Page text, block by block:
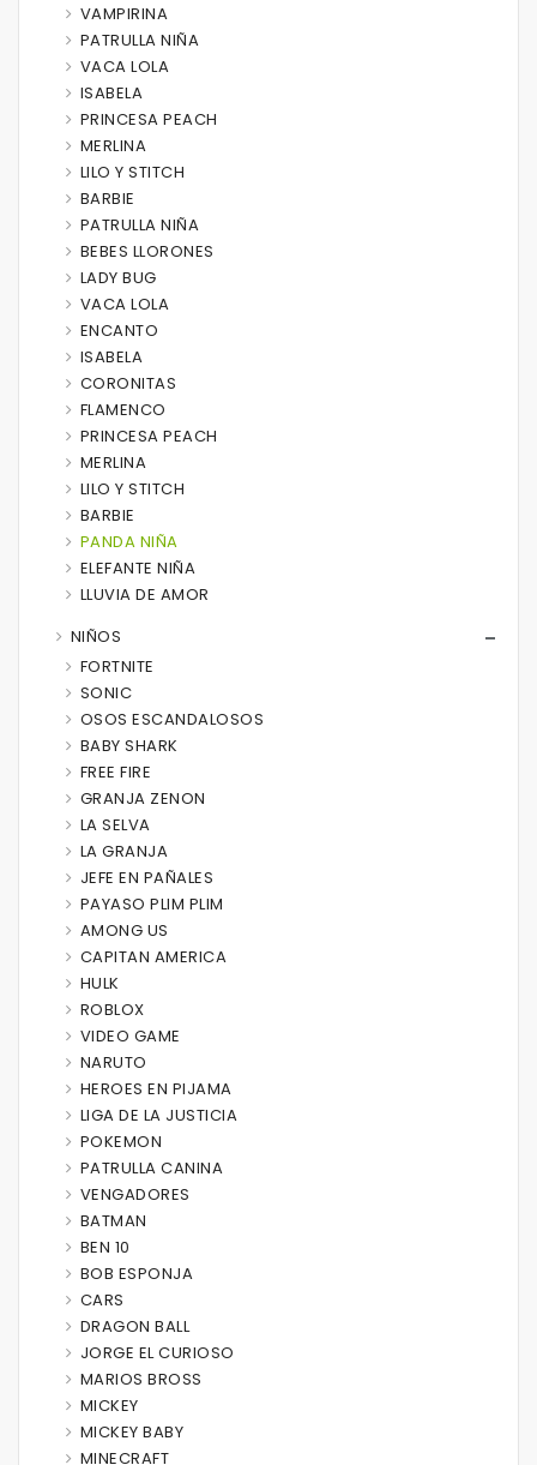
VAMPIRINA
PATRULLA NIÑA
VACA LOLA
ISABELA
PRINCESA PEACH
MERLINA
LILO Y STITCH
BARBIE
PATRULLA NIÑA
BEBES LLORONES
LADY BUG
VACA LOLA
ENCANTO
ISABELA
CORONITAS
FLAMENCO
PRINCESA PEACH
MERLINA
LILO Y STITCH
BARBIE
PANDA NIÑA
ELEFANTE NIÑA
LLUVIA DE AMOR
NIÑOS
FORTNITE
SONIC
OSOS ESCANDALOSOS
BABY SHARK
FREE FIRE
GRANJA ZENON
LA SELVA
LA GRANJA
JEFE EN PAÑALES
PAYASO PLIM PLIM
AMONG US
CAPITAN AMERICA
HULK
ROBLOX
VIDEO GAME
NARUTO
HEROES EN PIJAMA
LIGA DE LA JUSTICIA
POKEMON
PATRULLA CANINA
VENGADORES
BATMAN
BEN 10
BOB ESPONJA
CARS
DRAGON BALL
JORGE EL CURIOSO
MARIOS BROSS
MICKEY
MICKEY BABY
MINECRAFT